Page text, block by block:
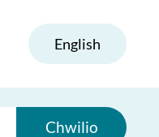
English
Chwilio